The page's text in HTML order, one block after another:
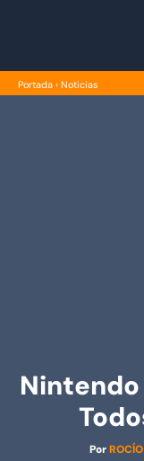
Portada › Noticias
Por